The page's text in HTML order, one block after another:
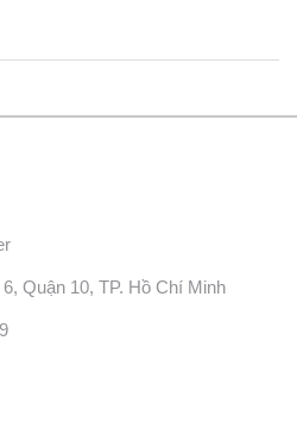
Quận 10, TP. Hồ Chí Minh